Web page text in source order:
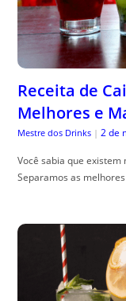
Receita de
Melhores e
Mestre dos Drinks | 2 de
Você sabia que
Separamos as